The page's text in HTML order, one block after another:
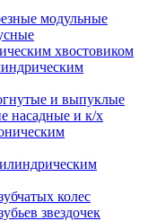
модульные
хвостовиком
и выпуклые
насадные и к/х
колес
звездочек